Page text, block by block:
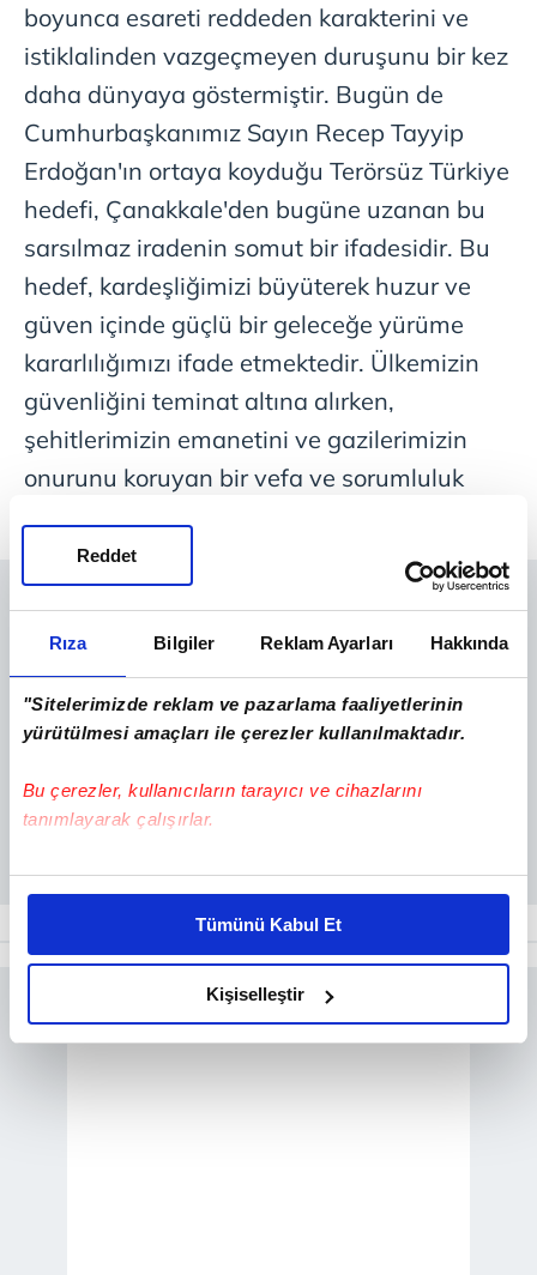
Rıza Bilgiler Reklam Ayarları Hakkında
"Sitelerimizde reklam ve pazarlama faaliyetlerinin
yürütülmesi amaçları ile çerezler kullanılmaktadır.
Bu çerezler, kullanıcıların tarayıcı ve cihazlarını
tanımlayarak çalışırlar.
Bu çerezlere izin vermeniz halinde sizlere özel
daha iyi reklam deneyimi yaşatabiliriz. Bunu yaparken
amacımızın size daha iyi bir reklam deneyimi sunmak
olduğunu ve sizlere en iyi içerikleri sunabilmek adına
elimizden gelen çabayı gösterdiğimizi ve bu noktada,
reklamların maliyetlerimizi karşılamak noktasında tek gelir
Tümünü Kabul Et
Kişiselleştir
Reddet
boyunca esareti reddeden karakterini ve
istiklalinden vazgeçmeyen duruşunu bir kez
daha dünyaya göstermiştir. Bugün de
Cumhurbaşkanımız Sayın Recep Tayyip
Erdoğan'ın ortaya koyduğu Terörsüz Türkiye
hedefi, Çanakkale'den bugüne uzanan bu
sarsılmaz iradenin somut bir ifadesidir. Bu
hedef, kardeşliğimizi büyüterek huzur ve
güven içinde güçlü bir geleceğe yürüme
kararlılığımızı ifade etmektedir. Ülkemizin
güvenliğini teminat altına alırken,
şehitlerimizin emanetini ve gazilerimizin
onurunu koruyan bir vefa ve sorumluluk